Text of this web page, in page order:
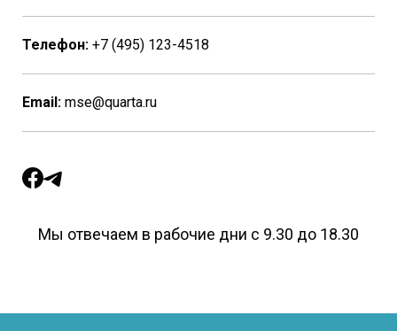
Телефон: +7 (495) 123-4518
Email: mse@quarta.ru
Мы отвечаем в рабочие дни с 9.30 до 18.30